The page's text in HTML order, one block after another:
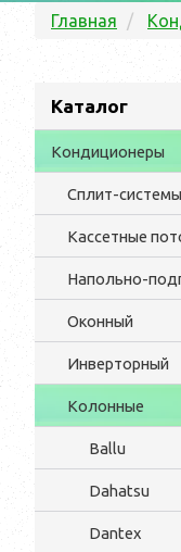
Главная
Каталог
Кондиционеры
Сплит-системы
Кассетные
Напольно-
Оконный
Инверторный
Колонные
Ballu
Dahatsu
Dantex